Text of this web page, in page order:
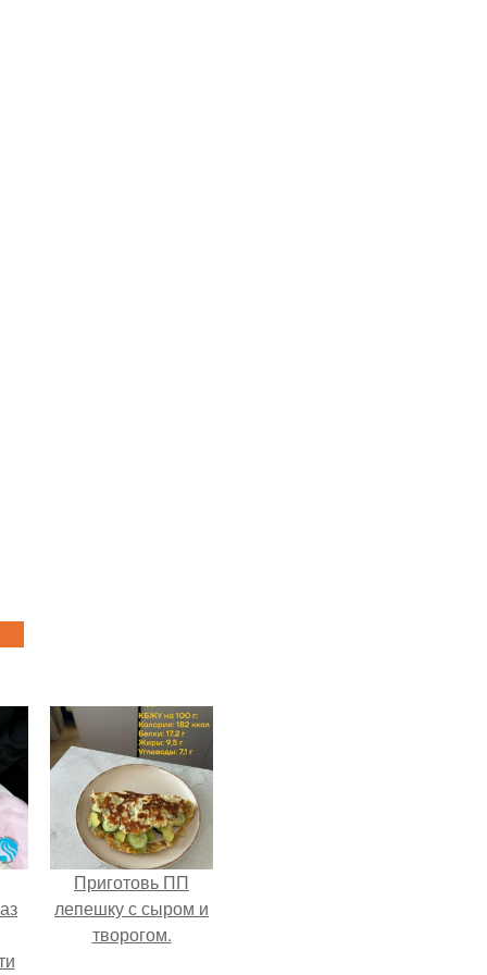
Приготовь ПП
лепешку с сыром и
творогом.